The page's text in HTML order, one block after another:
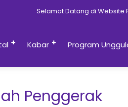
Selamat Datang di Website
Kabar Program
Penggerak